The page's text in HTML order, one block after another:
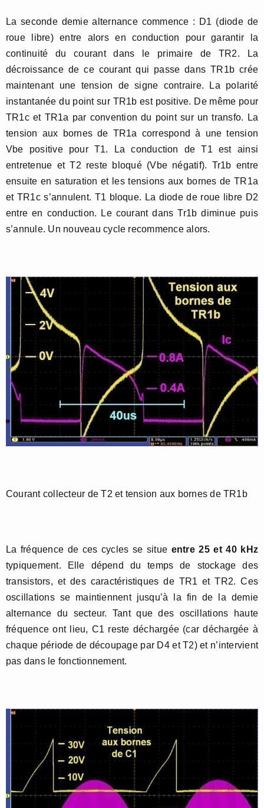
La seconde demie alternance commence : D1 (diode de
roue libre) entre alors en conduction pour garantir la
continuité du courant dans le primaire de TR2. La
décroissance de ce courant qui passe dans TR1b crée
maintenant une tension de signe contraire. La polarité
instantanée du point sur TR1b est positive. De même pour
TR1c et TR1a par convention du point sur un transfo. La
tension aux bornes de TR1a correspond à une tension
Vbe positive pour T1. La conduction de T1 est ainsi
entretenue et T2 reste bloqué (Vbe négatif). Tr1b entre
ensuite en saturation et les tensions aux bornes de TR1a
et TR1c s’annulent. T1 bloque. La diode de roue libre D2
entre en conduction. Le courant dans Tr1b diminue puis
s’annule. Un nouveau cycle recommence alors.
Courant collecteur de T2 et tension aux bornes de TR1b
La fréquence de ces cycles se situe entre 25 et 40 kHz
typiquement. Elle dépend du temps de stockage des
transistors, et des caractéristiques de TR1 et TR2. Ces
oscillations se maintiennent jusqu’à la fin de la demie
alternance du secteur. Tant que des oscillations haute
fréquence ont lieu, C1 reste déchargée (car déchargée à
chaque période de découpage par D4 et T2) et n’intervient
pas dans le fonctionnement.